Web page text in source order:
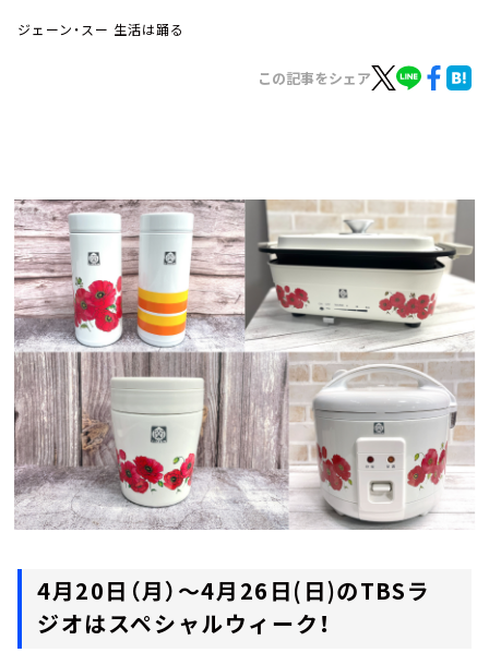
イベント・グッズ
YouTube
会社情報
ジェーン・スー 生活は踊る
この記事をシェア
4月20日（月）～4月26日(日)のTBSラ
ジオはスペシャルウィーク！